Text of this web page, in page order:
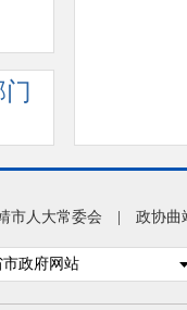
市人大常委会 政协曲
市政府网站